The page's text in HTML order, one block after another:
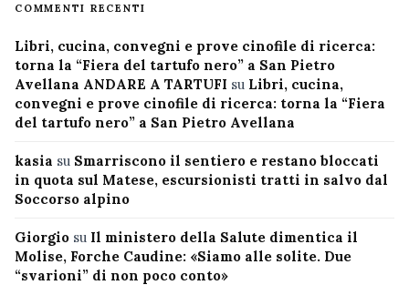
COMMENTI RECENTI
Libri, cucina, convegni e prove cinofile di ricerca:
torna la “Fiera del tartufo nero” a San Pietro
Avellana ANDARE A TARTUFI su Libri, cucina,
convegni e prove cinofile di ricerca: torna la “Fiera
del tartufo nero” a San Pietro Avellana
kasia su Smarriscono il sentiero e restano bloccati
in quota sul Matese, escursionisti tratti in salvo dal
Soccorso alpino
Giorgio su Il ministero della Salute dimentica il
Molise, Forche Caudine: «Siamo alle solite. Due
“svarioni” di non poco conto»